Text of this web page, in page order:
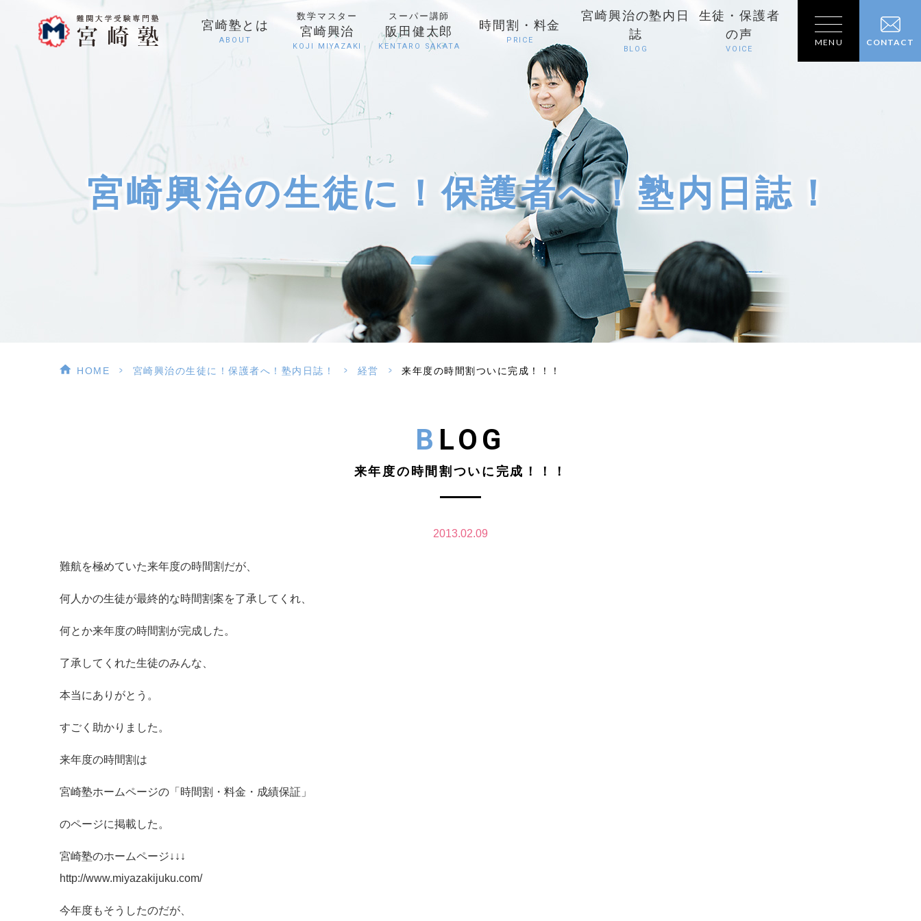
宮崎塾とは
ABOUT
数学マスター
宮崎興治
KOJI MIYAZAKI
スーパー講師
阪田健太郎
KENTARO SAKATA
時間割・料金
PRICE
宮崎興治の塾内日
誌
BLOG
生徒・保護者
の声
VOICE
MENU CONTACT
宮崎興治の生徒に！保護者へ！塾内日誌！
HOME > 宮崎興治の生徒に！保護者へ！塾内日誌！ > 経営 > 来年度の時間割ついに完成！！！
BLOG
来年度の時間割ついに完成！！！
2013.02.09
難航を極めていた来年度の時間割だが、
何人かの生徒が最終的な時間割案を了承してくれ、
何とか来年度の時間割が完成した。
了承してくれた生徒のみんな、
本当にありがとう。
すごく助かりました。
来年度の時間割は
宮崎塾ホームページの「時間割・料金・成績保証」
のページに掲載した。
宮崎塾のホームページ↓↓↓
http://www.miyazakijuku.com/
今年度もそうしたのだが、